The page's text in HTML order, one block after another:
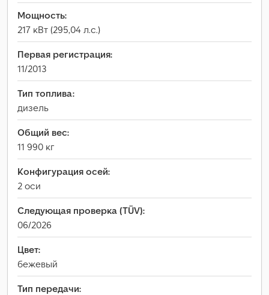
Мощность:
217 кВт (295,04 л.с.)
Первая регистрация:
11/2013
Тип топлива:
дизель
Общий вес:
11 990 кг
Конфигурация осей:
2 оси
Следующая проверка (TÜV):
06/2026
Цвет:
бежевый
Тип передачи: